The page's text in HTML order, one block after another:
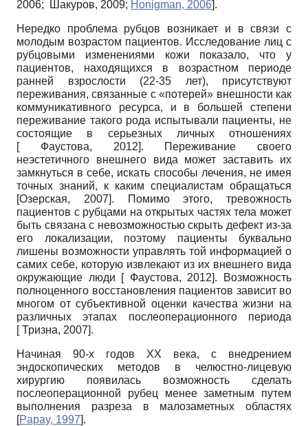
2006; Шакуров, 2009; Honigman, 2006].
Нередко проблема рубцов возникает и в связи с
молодым возрастом пациентов. Исследование лиц с
рубцовыми изменениями кожи показало, что у
пациентов, находящихся в возрастном периоде
ранней взрослости (22-35 лет), присутствуют
переживания, связанные с «потерей» внешности как
коммуникативного ресурса, и в большей степени
переживание такого рода испытывали пациенты, не
состоящие в серьезных личных отношениях
[Фаустова, 2012]. Переживание своего
неэстетичного внешнего вида может заставить их
замкнуться в себе, искать способы лечения, не имея
точных знаний, к каким специалистам обращаться
[Озерская, 2007]. Помимо этого, тревожность
пациентов с рубцами на открытых частях тела может
быть связана с невозможностью скрыть дефект из-за
его локализации, поэтому пациенты буквально
лишены возможности управлять той информацией о
самих себе, которую извлекают из их внешнего вида
окружающие люди
[Фаустова, 2012]. Возможность
полноценного восстановления пациентов зависит во
многом от субъективной оценки качества жизни на
различных этапах послеоперационного периода
[Тризна, 2007].
Начиная 90-х годов ХХ века, с внедрением
эндоскопических методов в челюстно-лицевую
хирургию появилась возможность сделать
послеоперационной рубец менее заметным путем
выполнения разреза в малозаметных областях
[Papay, 1997].